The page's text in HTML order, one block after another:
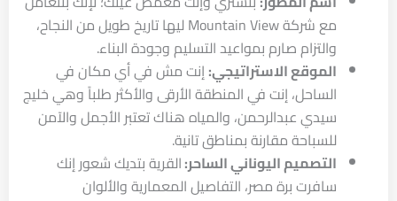
مع شركة Mountain View ليها تاريخ طويل من النجاح،
والتزام صارم بمواعيد التسليم وجودة البناء.
الموقع الاستراتيجي:إنت مش في أي مكان في
الساحل، إنت في المنطقة الأرقى والأكثر طلباً وهي خليج
سيدي عبدالرحمن، والمياه هناك تعتبر الأجمل والآمن
للسباحة مقارنة بمناطق تانية.
التصميم اليوناني الساحر:القرية بتديك شعور إنك
سافرت برة مصر، التفاصيل المعمارية والألوان